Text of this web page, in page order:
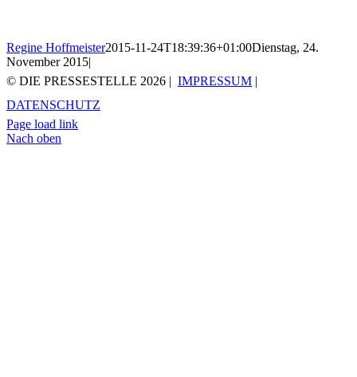
Regine Hoffmeister2015-11-24T18:39:36+01:00Dienstag, 24.
November 2015|
© DIE PRESSESTELLE 2026 | IMPRESSUM |
DATENSCHUTZ
Page load link
Nach oben